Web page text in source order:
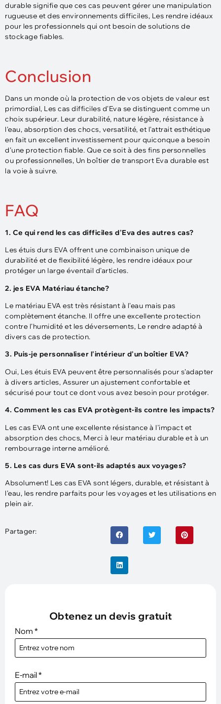
durable signifie que ces cas peuvent gérer une manipulation
rugueuse et des environnements difficiles, Les rendre idéaux
pour les professionnels qui ont besoin de solutions de
stockage fiables.
Conclusion
Dans un monde où la protection de vos objets de valeur est
primordial, Les cas difficiles d'Eva se distinguent comme un
choix supérieur. Leur durabilité, nature légère, résistance à
l'eau, absorption des chocs, versatilité, et l'attrait esthétique
en fait un excellent investissement pour quiconque a besoin
d'une protection fiable. Que ce soit à des fins personnelles
ou professionnelles, Un boîtier de transport Eva durable est
la voie à suivre.
FAQ
1. Ce qui rend les cas difficiles d'Eva des autres cas?
Les étuis durs EVA offrent une combinaison unique de
durabilité et de flexibilité légère, les rendre idéaux pour
protéger un large éventail d'articles.
2. jes EVA Matériau étanche?
Le matériau EVA est très résistant à l'eau mais pas
complètement étanche. Il offre une excellente protection
contre l'humidité et les déversements, Le rendre adapté à
divers cas de protection.
3. Puis-je personnaliser l'intérieur d'un boîtier EVA?
Oui, Les étuis EVA peuvent être personnalisés pour s'adapter
à divers articles, Assurer un ajustement confortable et
sécurisé pour tout ce dont vous avez besoin pour protéger.
4. Comment les cas EVA protègent-ils contre les impacts?
Les cas EVA ont une excellente résistance à l'impact et
absorption des chocs, Merci à leur matériau durable et à un
rembourrage interne amélioré.
5. Les cas durs EVA sont-ils adaptés aux voyages?
Absolument! Les cas EVA sont légers, durable, et résistant à
l'eau, les rendre parfaits pour les voyages et les utilisations en
plein air.
Partager:
Obtenez un devis gratuit
Nom *
E-mail*